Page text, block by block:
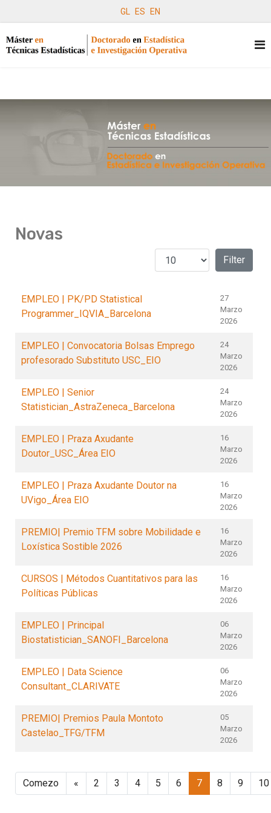
GL ES EN
Novas
Amosar # Filter
EMPLEO | PK/PD Statistical
Programmer_IQVIA_Barcelona
27
Marzo
2026
EMPLEO | Convocatoria Bolsas Emprego
profesorado Substituto USC_EIO
24
Marzo
2026
EMPLEO | Senior
Statistician_AstraZeneca_Barcelona
24
Marzo
2026
EMPLEO | Praza Axudante
Doutor_USC_Área EIO
16
Marzo
2026
EMPLEO | Praza Axudante Doutor na
UVigo_Área EIO
16
Marzo
2026
PREMIO| Premio TFM sobre Mobilidade e
Loxística Sostible 2026
16
Marzo
2026
CURSOS | Métodos Cuantitativos para las
Políticas Públicas
16
Marzo
2026
EMPLEO | Principal
Biostatistician_SANOFI_Barcelona
06
Marzo
2026
EMPLEO | Data Science
Consultant_CLARIVATE
06
Marzo
2026
PREMIO| Premios Paula Montoto
Castelao_TFG/TFM
05
Marzo
2026
Comezo « 2 3 4 5 6 7 8 9 10